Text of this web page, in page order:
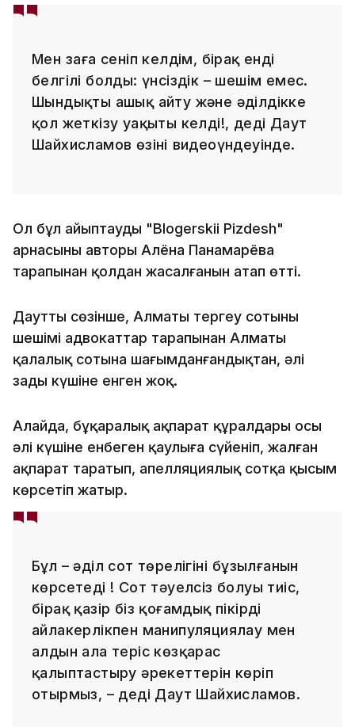
Мен заңға сеніп келдім, бірақ енді
белгілі болды: үнсіздік – шешім емес.
Шындықты ашық айту және әділдікке
қол жеткізу уақыты келді!, деді Даут
Шайхисламов өзінің видеоүндеуінде.
Ол бұл айыптаудың "Blogerskii Pizdesh"
арнасының авторы Алёна Панамарёва
тарапынан қолдан жасалғанын атап өтті.
Дауттың сөзінше, Алматы тергеу сотының
шешімі адвокаттар тарапынан Алматы
қалалық сотына шағымданғандықтан, әлі
заңды күшіне енген жоқ.
Алайда, бұқаралық ақпарат құралдары осы
әлі күшіне енбеген қаулыға сүйеніп, жалған
ақпарат таратып, апелляциялық сотқа қысым
көрсетіп жатыр.
Бұл – әділ сот төрелігінің бұзылғанын
көрсетеді ! Сот тәуелсіз болуы тиіс,
бірақ қазір біз қоғамдық пікірді
айлакерлікпен манипуляциялау мен
алдын ала теріс көзқарас
қалыптастыру әрекеттерін көріп
отырмыз, – деді Даут Шайхисламов.